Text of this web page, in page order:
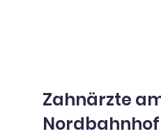
Zahnärzte
Nordbahnhof